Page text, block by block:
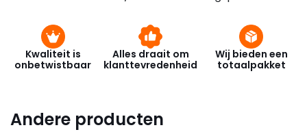
Kwaliteit is
onbetwistbaar
Alles draait om
klanttevredenheid
Wij bieden een
totaalpakket
Andere producten